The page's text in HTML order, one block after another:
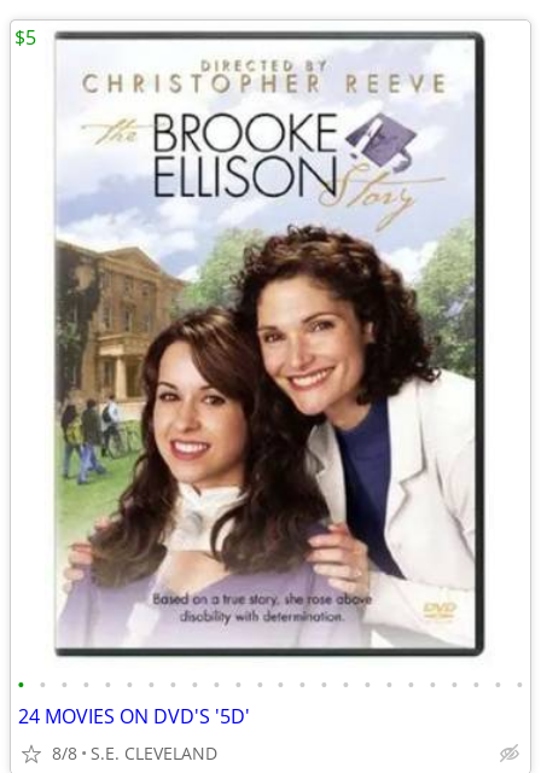
• • • • • • • • • • • • • • • • • • • • • • • •
24 MOVIES ON DVD'S '5D'
8/8 S.E. CLEVELAND
$5